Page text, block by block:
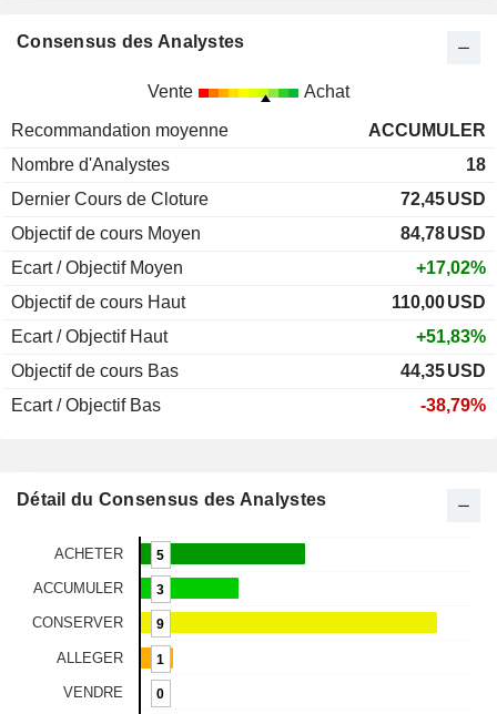
Consensus des Analystes
Vente Achat
Recommandation moyenne
ACCUMULER
Nombre d'Analystes
18
Dernier Cours de Cloture
72,45USD
Objectif de cours Moyen
84,78USD
Ecart / Objectif Moyen
+17,02%
Objectif de cours Haut
110,00USD
Ecart / Objectif Haut
+51,83%
Objectif de cours Bas
44,35USD
Ecart / Objectif Bas
-38,79%
Détail du Consensus des Analystes